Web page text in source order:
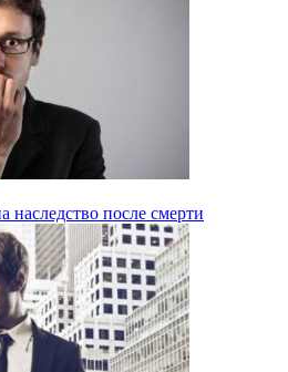
наследство после смерти